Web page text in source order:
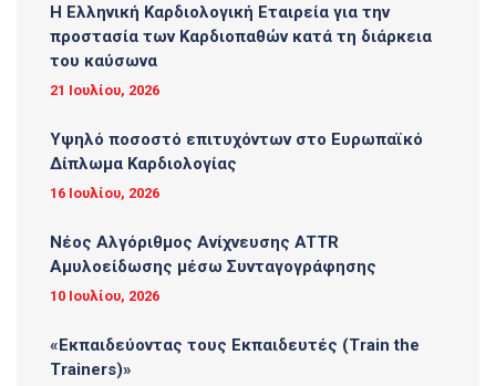
Η Ελληνική Καρδιολογική Εταιρεία για την
προστασία των Καρδιοπαθών κατά τη διάρκεια
του καύσωνα
21 Ιουλίου, 2026
Υψηλό ποσοστό επιτυχόντων στο Ευρωπαϊκό
Δίπλωμα Καρδιολογίας
16 Ιουλίου, 2026
Νέος Αλγόριθμος Ανίχνευσης ATTR
Αμυλοείδωσης μέσω Συνταγογράφησης
10 Ιουλίου, 2026
«Εκπαιδεύοντας τους Εκπαιδευτές (Τrain the
Trainers)»